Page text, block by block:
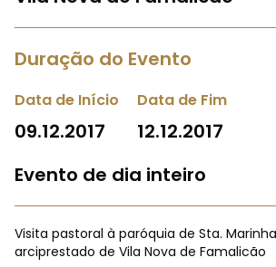
Duração do Evento
Data de Início
09.12.2017
Data de Fim
12.12.2017
Evento de dia inteiro
Visita pastoral à paróquia de Sta.
arciprestado de Vila Nova de Famalicão